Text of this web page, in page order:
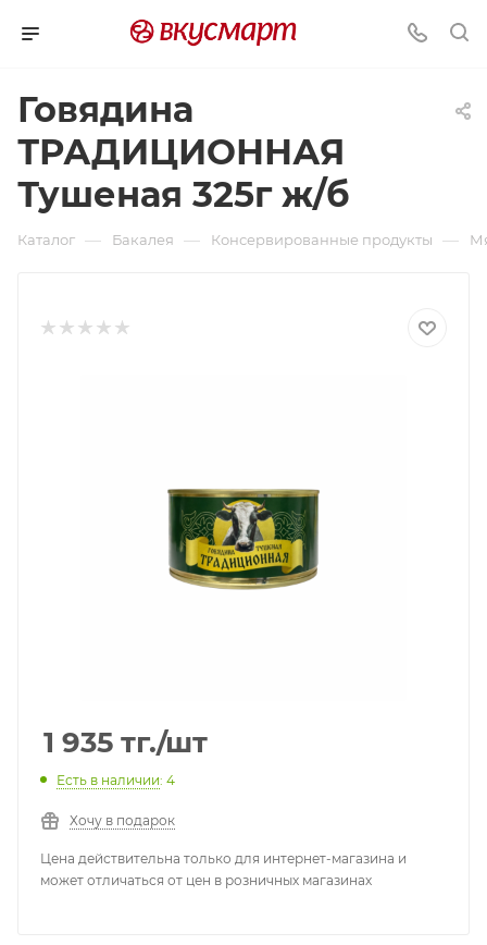
Говядина
ТРАДИЦИОННАЯ
Тушеная 325г ж/б
Каталог — Бакалея — Консервированные продукты —
1 935 тг./шт
Есть в наличии: 4
Хочу в подарок
Цена действительна только для интернет-магазина и
может отличаться от цен в розничных магазинах